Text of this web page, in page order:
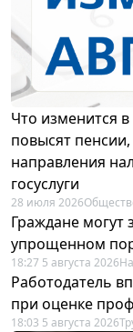
Что изменится в
повысят
направления
госуслуги
28 июля 2026
Граждане могут
упрощенном
18:27 5 августа 2026
Работодатель
при оценке
18:03 5 августа 2026